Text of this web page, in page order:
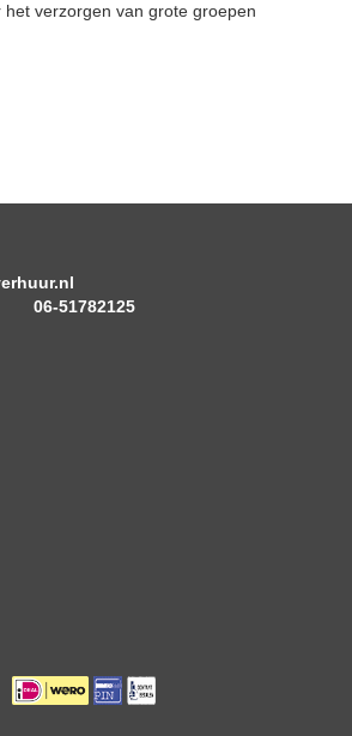
het verzorgen van grote groepen
06-51782125